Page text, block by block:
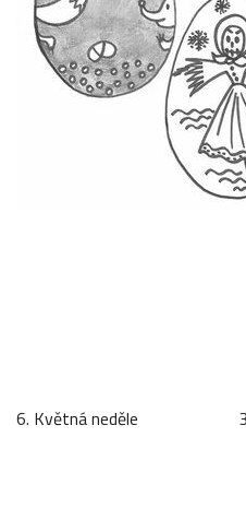
6. Květná neděle 3.